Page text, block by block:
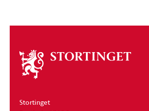
Om
stortinget
Stortinget